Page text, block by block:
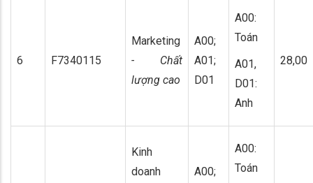
6 F7340115
Marketing
- Chất
lượng cao
A00;
A01;
D01
A00:
Toán
A01,
D01:
Anh
28,00
Kinh
doanh
A00;
A00:
Toán